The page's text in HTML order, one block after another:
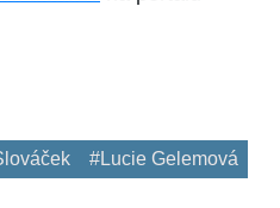
#Lucie Gelemová